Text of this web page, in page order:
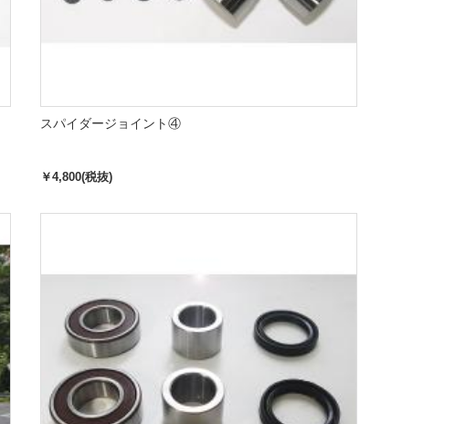
スパイダージョイント④
￥4,800(税抜)